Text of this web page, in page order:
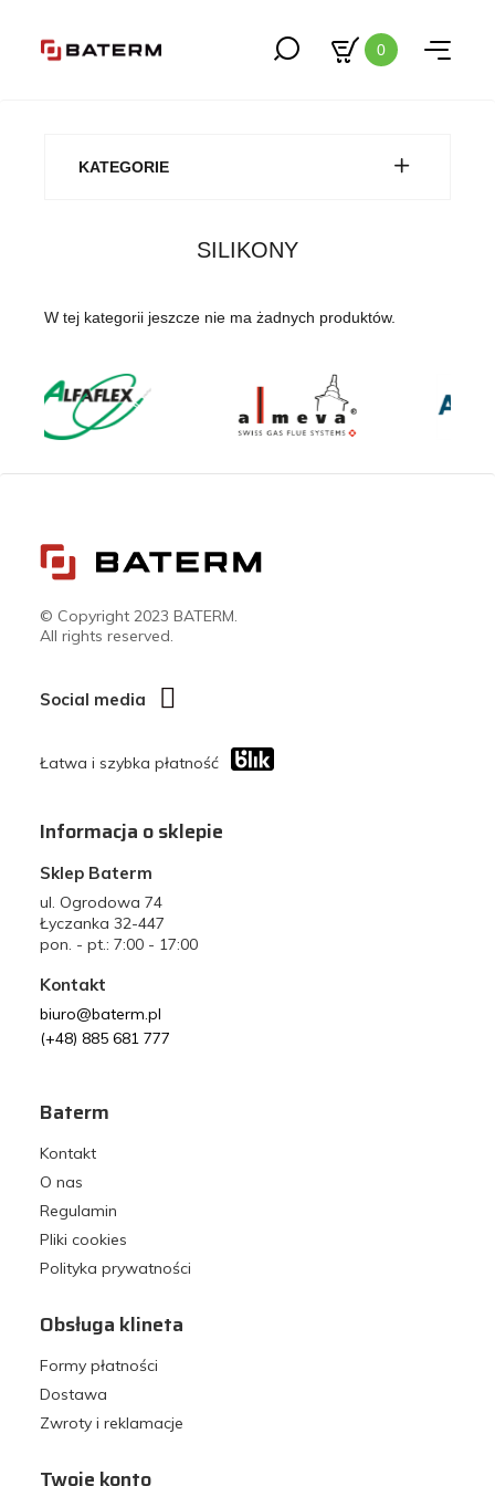
0
KATEGORIE
SILIKONY
W tej kategorii jeszcze nie ma żadnych produktów.
© Copyright 2023 BATERM.
All rights reserved.
Social media
Łatwa i szybka płatność
Informacja o sklepie
Sklep Baterm
ul. Ogrodowa 74
Łyczanka 32-447
pon. - pt.: 7:00 - 17:00
Kontakt
biuro@baterm.pl
(+48) 885 681 777
Baterm
Kontakt
O nas
Regulamin
Pliki cookies
Polityka prywatności
Obsługa klineta
Formy płatności
Dostawa
Zwroty i reklamacje
Twoje konto